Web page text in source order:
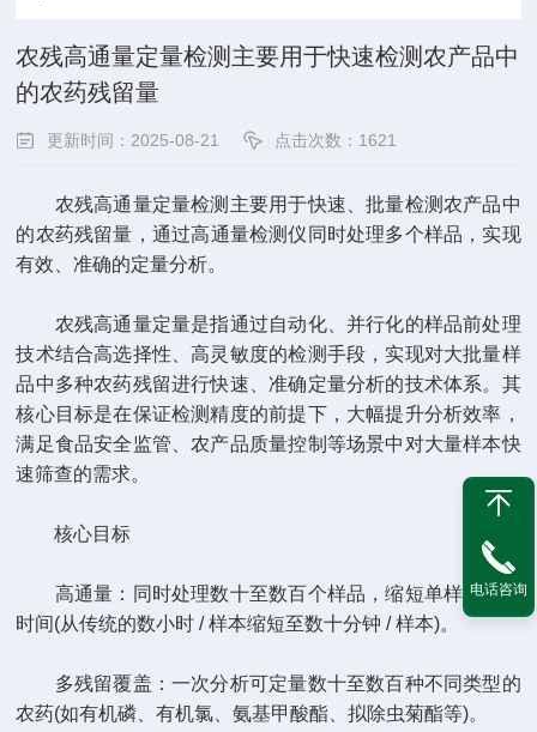
农残高通量定量检测主要用于快速检测农产品中
的农药残留量
更新时间：2025-08-21 点击次数：1621
农残高通量定量检测主要用于‌快速、批量检测农产品中
的农药残留量‌，通过高通量检测仪同时处理多个样品，实现
有效、准确的定量分析。
农残高通量定量是指通过自动化、并行化的样品前处理
技术结合高选择性、高灵敏度的检测手段，实现对大批量样
品中多种农药残留进行快速、准确定量分析的技术体系。其
核心目标是在保证检测精度的前提下，大幅提升分析效率，
满足食品安全监管、农产品质量控制等场景中对大量样本快
速筛查的需求。
核心目标
高通量：同时处理数十至数百个样品，缩短单样本分析
时间(从传统的数小时 / 样本缩短至数十分钟 / 样本)。
多残留覆盖：一次分析可定量数十至数百种不同类型的
农药(如有机磷、有机氯、氨基甲酸酯、拟除虫菊酯等)。
电话咨询